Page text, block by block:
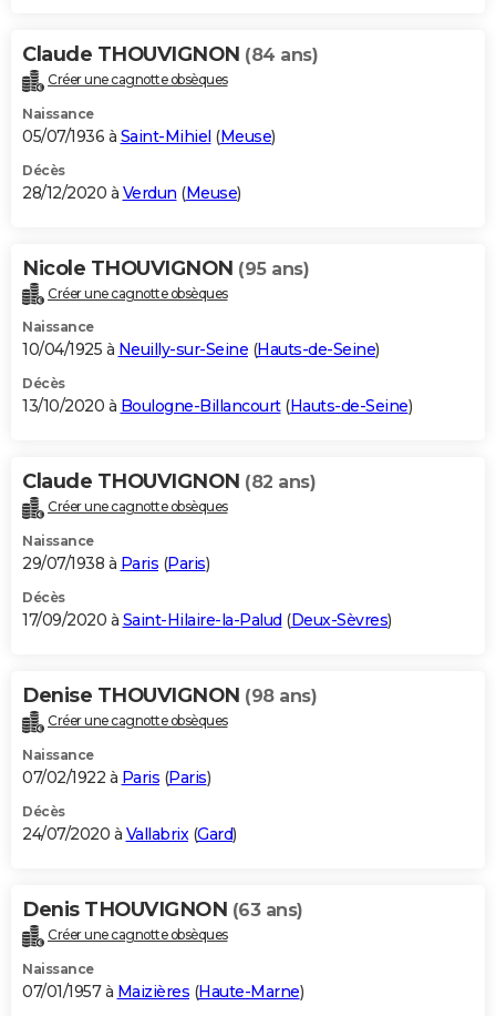
Claude THOUVIGNON (84 ans)
Créer une cagnotte obsèques
Naissance
05/07/1936 à Saint-Mihiel (Meuse)
Décès
28/12/2020 à Verdun (Meuse)
Nicole THOUVIGNON (95 ans)
Créer une cagnotte obsèques
Naissance
10/04/1925 à Neuilly-sur-Seine (Hauts-de-Seine)
Décès
13/10/2020 à Boulogne-Billancourt(Hauts-de-Seine)
Claude THOUVIGNON (82 ans)
Créer une cagnotte obsèques
Naissance
29/07/1938 à Paris (Paris)
Décès
17/09/2020 à Saint-Hilaire-la-Palud (Deux-Sèvres)
Denise THOUVIGNON (98 ans)
Créer une cagnotte obsèques
Naissance
07/02/1922 à Paris (Paris)
Décès
24/07/2020 à Vallabrix(Gard)
Denis THOUVIGNON (63 ans)
Créer une cagnotte obsèques
Naissance
07/01/1957 à Maizières (Haute-Marne)